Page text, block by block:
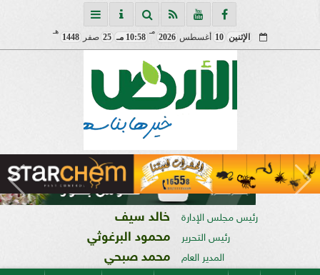
الإثنين 10 أغسطس 2026
مـ
10:58 مـ 25 صفر 1448
هـ
رئيس مجلس الإدارة خالد سيف
رئيس التحرير محمود البرغوثي
المدير العام محمد صبحي